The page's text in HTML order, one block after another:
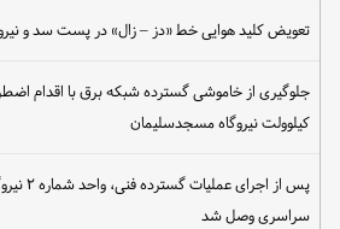
تعویض کلید هوایی خط «دز – زال» در پست سد و
کیلوولت نیروگاه مسجدسلیمان
پس از اجرای
سراسری وصل شد